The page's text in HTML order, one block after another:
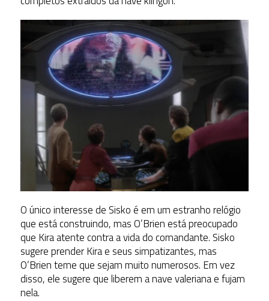
O único interesse de Sisko é em um estranho relógio
que está construindo, mas O’Brien está preocupado
que Kira atente contra a vida do comandante. Sisko
sugere prender Kira e seus simpatizantes, mas
O’Brien teme que sejam muito numerosos. Em vez
disso, ele sugere que liberem a nave valeriana e fujam
nela.